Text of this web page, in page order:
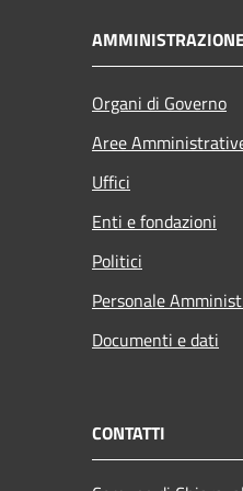
Organi di Governo
Aree
Uffici
Enti e fondazioni
Politici
Personale
Documenti e dati
CONTATTI